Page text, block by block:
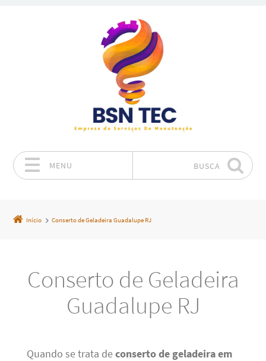
MENU BUSCA
Início Conserto de Geladeira Guadalupe RJ
Conserto de Geladeira
Guadalupe RJ
Quando se trata deconserto de geladeira em